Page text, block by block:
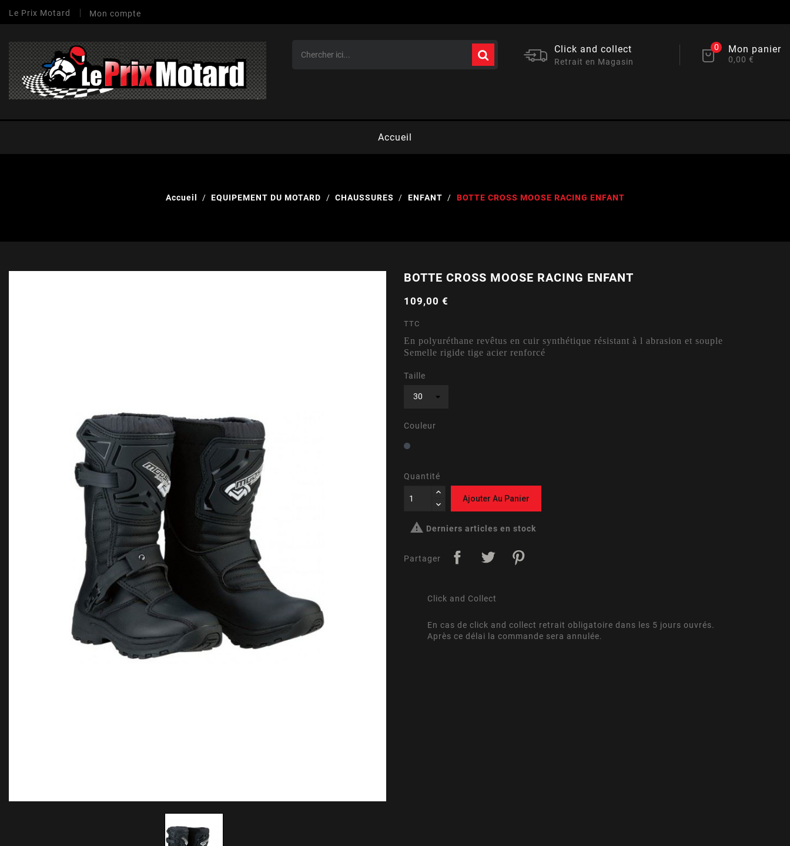
Le Prix Motard Mon compte
Click and collect
Retrait en Magasin
Mon panier
0
0,00 €
Accueil
Accueil EQUIPEMENT DU MOTARD CHAUSSURES ENFANT BOTTE CROSS MOOSE RACING ENFANT
BOTTE CROSS MOOSE RACING ENFANT
109,00 €
TTC
En polyuréthane revêtus en cuir synthétique résistant à l abrasion et souple
Semelle rigide tige acier renforcé
Taille
Couleur
Noir
Quantité
Ajouter Au Panier
 Derniers articles en stock
Partager
Click and Collect
En cas de click and collect retrait obligatoire dans les 5 jours ouvrés.
Après ce délai la commande sera annulée.